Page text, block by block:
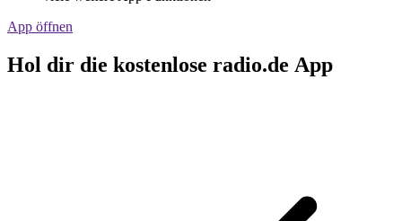
App öffnen
Hol dir die kostenlose radio.de App